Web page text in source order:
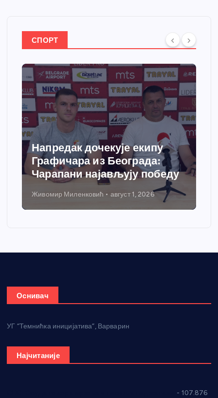
СПОРТ
Спортски центар “Ћићевац”
добија савремени систем
грејања
Никола Петровић јул 31, 2026
Оснивач
УГ “Темнићка иницијатива”, Варварин
Најчитаније
- 107.876